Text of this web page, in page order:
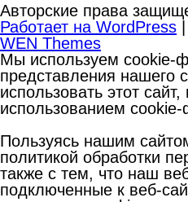
Авторские права
Работает на WordPress
WEN Themes
Мы используем cookie-
представления нашего
использовать этот
использованием
Пользуясь нашим
политикой обработки
также с тем, что наш
подключенные к веб-